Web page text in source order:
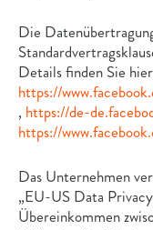
Die
Details finden Sie
https://
, https://de-
https://
Das Unternehmen
„EU-US Data
Übereinkommen